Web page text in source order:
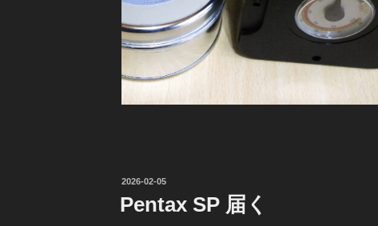
投
日:
2026-02-05
Pentax SP 届く